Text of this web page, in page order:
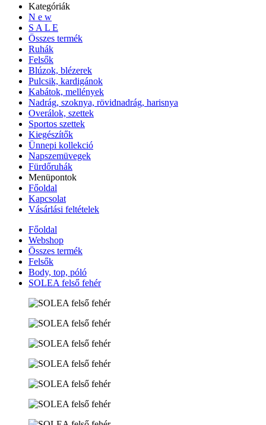
Kategóriák
N e w
S A L E
Összes termék
Ruhák
Felsők
Blúzok, blézerek
Pulcsik, kardigánok
Kabátok, mellények
Nadrág, szoknya, rövidnadrág, harisnya
Overálok, szettek
Sportos szettek
Kiegészítők
Ünnepi kollekció
Napszemüvegek
Fürdőruhák
Menüpontok
Főoldal
Kapcsolat
Vásárlási feltételek
Főoldal
Webshop
Összes termék
Felsők
Body, top, póló
SOLEA felső fehér